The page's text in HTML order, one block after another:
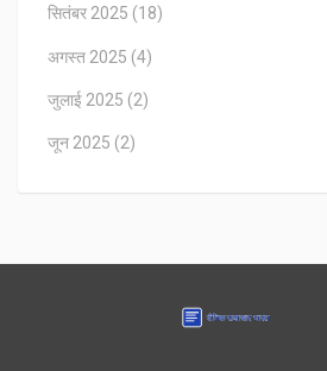
सितंबर 2025 (18)
अगस्त 2025 (4)
जुलाई 2025 (2)
जून 2025 (2)